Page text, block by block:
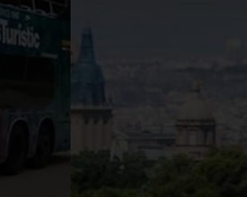
Política de cookies
pots modificar la teva selecció de
del web.